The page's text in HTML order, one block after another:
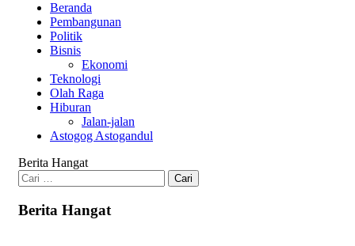
lacaknews.com
Lacak Gaya Baru
Beranda
Pembangunan
Politik
Bisnis
Ekonomi
Teknologi
Olah Raga
Hiburan
Jalan-jalan
Astogog Astogandul
Berita Hangat
Cari
untuk:
Berita Hangat